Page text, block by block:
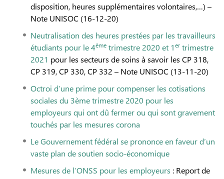
disposition, heures supplémentaires volontaires,…) –
Note UNISOC (16-12-20)
Neutralisation des heures prestées par les travailleurs
étudiants pour le 4ème trimestre 2020 et 1 er trimestre
2021 pour les secteurs de soins à savoir les CP 318,
CP 319, CP 330, CP 332 – Note UNISOC (13-11-20)
Octroi d’une prime pour compenser les cotisations
sociales du 3ème trimestre 2020 pour les
employeurs qui ont dû fermer ou qui sont gravement
touchés par les mesures corona
Le Gouvernement fédéral se prononce en faveur d’un
vaste plan de soutien socio-économique
Mesures de l’ONSS pour les employeurs : Report de